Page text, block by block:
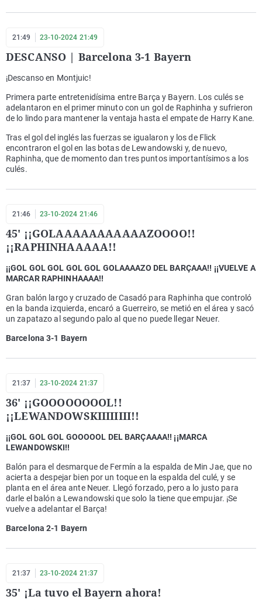
21:49 23-10-2024 21:49
DESCANSO | Barcelona 3-1 Bayern
¡Descanso en Montjuic!
Primera parte entretenidísima entre Barça y Bayern. Los culés se
adelantaron en el primer minuto con un gol de Raphinha y sufrieron
de lo lindo para mantener la ventaja hasta el empate de Harry Kane.
Tras el gol del inglés las fuerzas se igualaron y los de Flick
encontraron el gol en las botas de Lewandowski y, de nuevo,
Raphinha, que de momento dan tres puntos importantísimos a los
culés.
21:46 23-10-2024 21:46
45' ¡¡GOLAAAAAAAAAAAZOOOO!!
¡¡RAPHINHAAAAA!!
¡¡GOL GOL GOL GOL GOL GOLAAAAZO DEL BARÇAAA!! ¡¡VUELVE A
MARCAR RAPHINHAAAA!!
Gran balón largo y cruzado de Casadó para Raphinha que controló
en la banda izquierda, encaró a Guerreiro, se metió en el área y sacó
un zapatazo al segundo palo al que no puede llegar Neuer.
Barcelona 3-1 Bayern
21:37 23-10-2024 21:37
36' ¡¡GOOOOOOOOL!!
¡¡LEWANDOWSKIIIIIIII!!
¡¡GOL GOL GOL GOOOOOL DEL BARÇAAAA!! ¡¡MARCA
LEWANDOWSKI!!
Balón para el desmarque de Fermín a la espalda de Min Jae, que no
acierta a despejar bien por un toque en la espalda del culé, y se
planta en el área ante Neuer. Llegó forzado, pero a lo justo para
darle el balón a Lewandowski que solo la tiene que empujar. ¡Se
vuelve a adelantar el Barça!
Barcelona 2-1 Bayern
21:37 23-10-2024 21:37
35' ¡La tuvo el Bayern ahora!